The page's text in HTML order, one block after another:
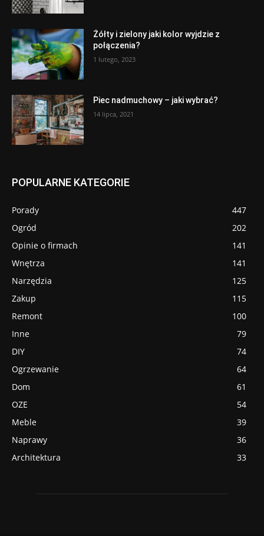
Żółty i zielony jaki kolor wyjdzie z
połączenia?
1 lutego, 2023
Piec nadmuchowy – jaki wybrać?
14 lipca, 2021
POPULARNE KATEGORIE
Porady
447
Ogród
202
Opinie o firmach
141
Wnętrza
141
Narzędzia
125
Zakup
115
Remont
100
Inne
79
DIY
74
Ogrzewanie
64
Dom
61
OZE
54
Meble
39
Naprawy
36
Architektura
33